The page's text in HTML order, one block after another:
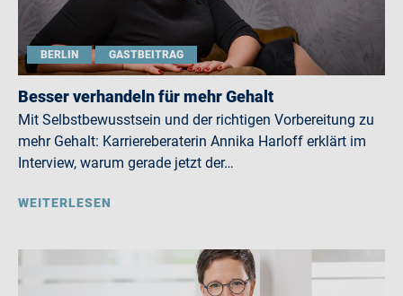
BERLIN GASTBEITRAG
Besser verhandeln für mehr Gehalt
Mit Selbstbewusstsein und der richtigen Vorbereitung zu
mehr Gehalt: Karriereberaterin Annika Harloff erklärt im
Interview, warum gerade jetzt der…
WEITERLESEN